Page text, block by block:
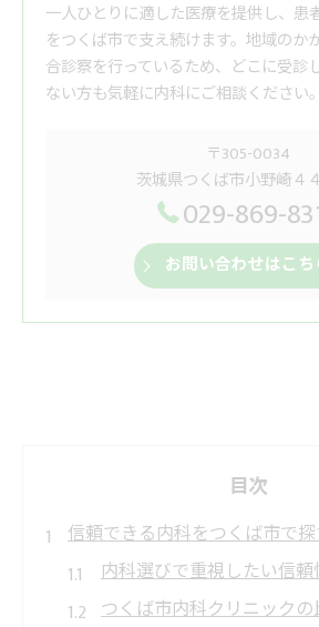
一人ひとりに適した医療を提供し、患
をつくば市で支え続けます。地域のか
合診察を行っているため、どこに受診
ない方も気軽に内科にご相談ください。
〒305-0034
茨城県つくば市小野崎４
029-869-
お問い合わせはこち
目次
信頼できる内科をつくば市で
内科選びで重視したい信
つくば市内科クリニック